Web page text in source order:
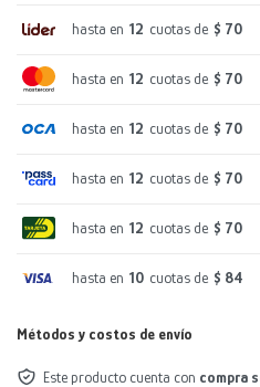
hasta en 12 cuotas de $ 70
hasta en 12 cuotas de $ 70
hasta en 12 cuotas de $ 70
hasta en 12 cuotas de $ 70
hasta en 12 cuotas de $ 70
hasta en 10 cuotas de $ 84
Métodos y costos de envío
Este producto cuenta con compra